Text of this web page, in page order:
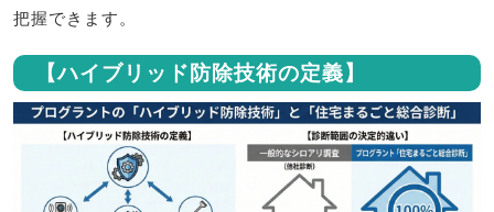
把握できます。
【ハイブリッド防除技術の定義】